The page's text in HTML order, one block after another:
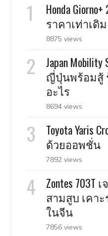
Honda
ราคาเท่าเดิม
8875 views
Japan
ญี่ปุ่นพร้อมสู้
อะไร
8694 views
Toyota Yaris
ด้วยออพชั่น
7892 views
Zontes 703T
สามสูบ เคา
ในจีน
7856 views